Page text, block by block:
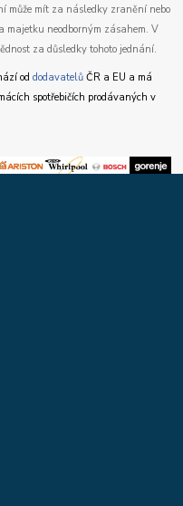
může mít za následky zranění nebo
majetku neodborným zásahem. V
za důsledky tohoto jednání.
oddodavatelů ČR a EU a má
spotřebičích prodávaných v